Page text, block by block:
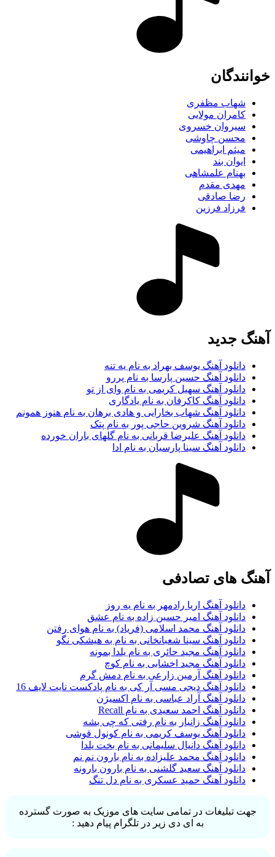
خوانندگان
شهاب مظفری
کامران مولایی
سیروان خسروی
محسن چاوشی
میثم ابراهیمی
ایوان بند
بهنام علمشاهی
مهدی مقدم
رضا صادقی
فرزاد فرزین
آهنگ جديد
دانلود آهنگ یوسف بهراد به نام یه تنه
دانلود آهنگ حسین پارسا به نام پررو
دانلود آهنگ سهیل کریمی به نام وای از تو
دانلود آهنگ کاکرفان به نام یادگاری
دانلود آهنگ شهاب بخارایی و هادی برهان به نام هنوز همونم
دانلود آهنگ شروین حاجی پور به نام پتک
دانلود آهنگ علیرضا قربانی به نام گلهای باران خورده
دانلود آهنگ سینا پارسیان به نام ادا
آهنگ های تصادفی
دانلود آهنگ اریا رادمهر به نام یه روز
دانلود آهنگ امیر حسین زاده به نام عشق
دانلود آهنگ محمد اسلامی (فریاد) به نام هوای رفتن
دانلود آهنگ سینا شعبانخانی به نام به هیشکی نگو
دانلود آهنگ مجید حائری به نام یلدا بمونه
دانلود آهنگ مجید اخشابی به نام کوچ
دانلود آهنگ آرمین زارعی به نام دمش گرم
دانلود آهنگ دیجی مسی آر کی به نام پادکست نایت لایف 16
دانلود آهنگ آراد عباسی به نام اکسیژن
دانلود آهنگ احمد سعیدی به نام Recall
دانلود آهنگ زانیار به نام رفتی که چی بشه
دانلود آهنگ یوسف کریمی به نام کونول قوشی
دانلود آهنگ دانیال سلیمانی به نام بخت یلدا
دانلود آهنگ محمد علیزاده به نام بارون نم نم
دانلود آهنگ سعید گلشنی به نام بارون بارونه
دانلود آهنگ حمید عسکری به نام دل تنگ
جهت تبلیغات در تمامی سایت های موزیک به صورت گسترده
به ای دی زیر در تلگرام پیام دهید :